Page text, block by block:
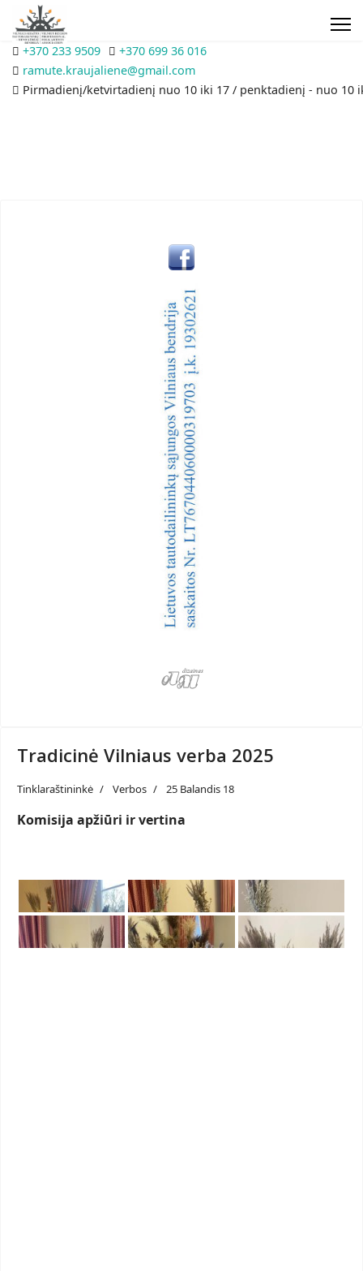
+370 233 9509
+370 699 36 016
ramute.kraujaliene@gmail.com
Pirmadienį/ketvirtadienį nuo 10 iki 17 / penktadienį - nuo 10
Tradicinė Vilniaus verba 2025
Tinklaraštininkė Verbos 25 Balandis 18
Komisija apžiūri ir vertina